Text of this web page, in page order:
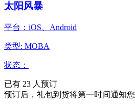
太阳风暴
平台：iOS、Android
类型: MOBA
状态：
已有 23 人预订
预订后，礼包到货将第一时间通知您